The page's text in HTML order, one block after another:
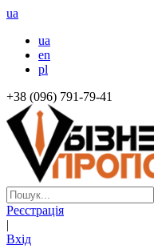
ua
ua
en
pl
+38 (096) 791-79-41
Реєстрація
|
Вхід